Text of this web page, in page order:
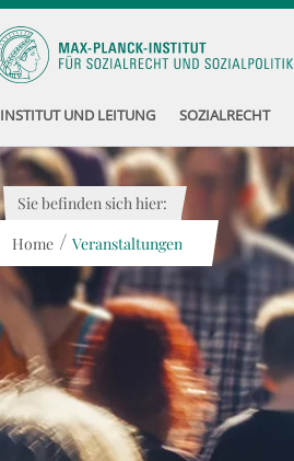
INSTITUT UND LEITUNG SOZIALRECHT
Sie befinden sich hier:
Home / Veranstaltungen